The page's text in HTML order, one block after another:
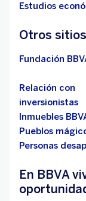
Estudios
Otros
Fundación
Relación con
inversionistas
Inmuebles
Pueblos
Personas
En BBVA